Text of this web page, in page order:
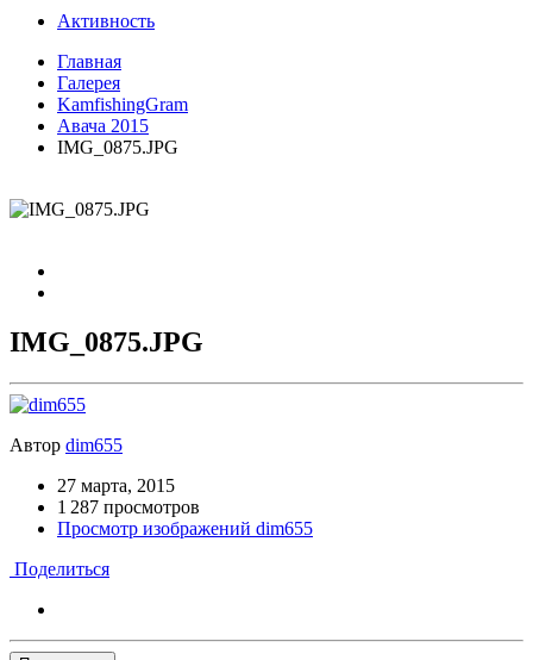
Активность
Главная
Галерея
KamfishingGram
Авача 2015
IMG_0875.JPG
IMG_0875.JPG
Автор dim655
27 марта, 2015
1 287 просмотров
Просмотр изображений dim655
Поделиться